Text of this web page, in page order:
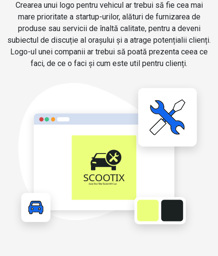
Crearea unui logo pentru vehicul ar trebui să fie cea mai
mare prioritate a startup-urilor, alături de furnizarea de
produse sau servicii de înaltă calitate, pentru a deveni
subiectul de discuție al orașului și a atrage potențialii clienți.
Logo-ul unei companii ar trebui să poată prezenta ceea ce
faci, de ce o faci și cum este util pentru clienți.